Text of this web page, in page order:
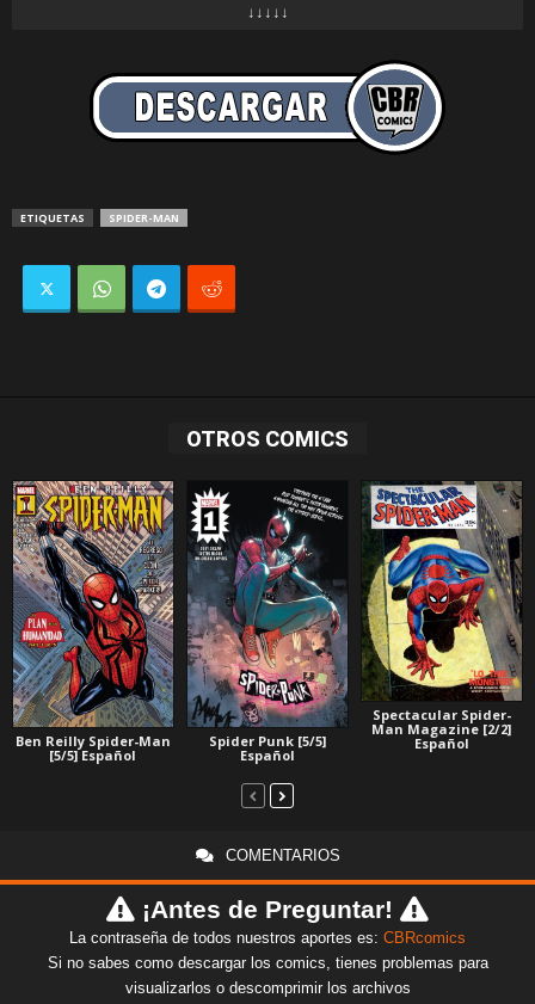
↓↓↓↓↓
ETIQUETAS SPIDER-MAN
OTROS COMICS
Ben Reilly Spider-Man
[5/5] Español
Spider Punk [5/5]
Español
Spectacular Spider-
Man Magazine [2/2]
Español
COMENTARIOS
¡Antes de Preguntar!
La contraseña de todos nuestros aportes es: CBRcomics
Si no sabes como descargar los comics, tienes problemas para
visualizarlos o descomprimir los archivos